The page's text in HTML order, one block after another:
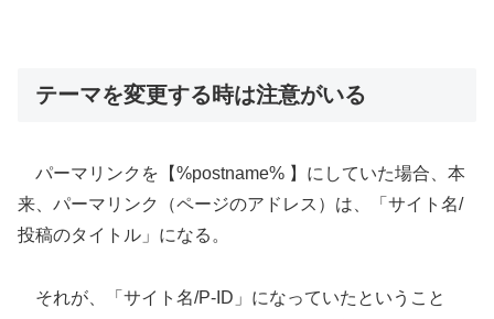
テーマを変更する時は注意がいる
パーマリンクを【%postname% 】にしていた場合、本
来、パーマリンク（ページのアドレス）は、「サイト名/
投稿のタイトル」になる。
それが、「サイト名/P-ID」になっていたということ